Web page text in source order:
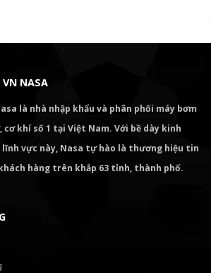
VN NASA
là nhà nhập khẩu và phân phối máy bơm
khí số 1 tại Việt Nam. Với bề dày kinh
lĩnh vực này, Nasa tự hào là thương hiệu tin
hàng trên khắp 63 tỉnh, thành phố.